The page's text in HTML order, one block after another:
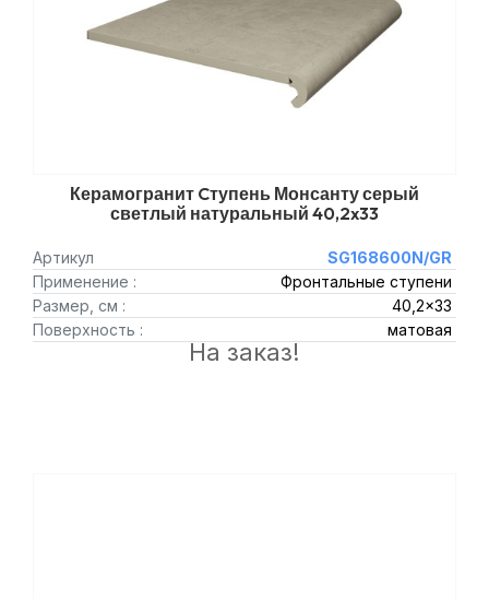
Керамогранит Cтупень Монсанту серый
светлый натуральный 40,2x33
Артикул
SG168600N/GR
Применение :
Фронтальные ступени
Размер, см :
40,2x33
Поверхность :
матовая
На заказ!